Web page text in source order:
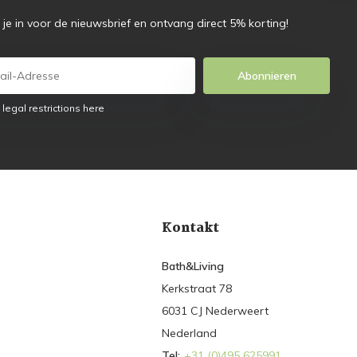
je in voor de nieuwsbrief en ontvang direct 5% korting!
Abonnieren
legal restrictions here
Kontakt
Bath&Living
Kerkstraat 78
6031 CJ Nederweert
Nederland